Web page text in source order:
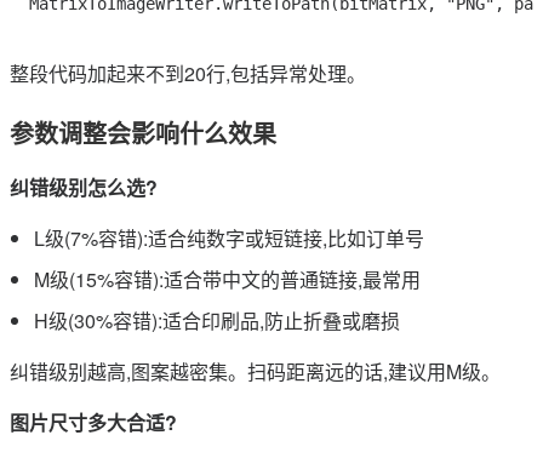
整段代码加起来不到20行,包括异常处理。
参数调整会影响什么效果
纠错级别怎么选?
L级(7%容错):适合纯数字或短链接,比如订单号
M级(15%容错):适合带中文的普通链接,最常用
H级(30%容错):适合印刷品,防止折叠或磨损
纠错级别越高,图案越密集。扫码距离远的话,建议用M级。
图片尺寸多大合适?